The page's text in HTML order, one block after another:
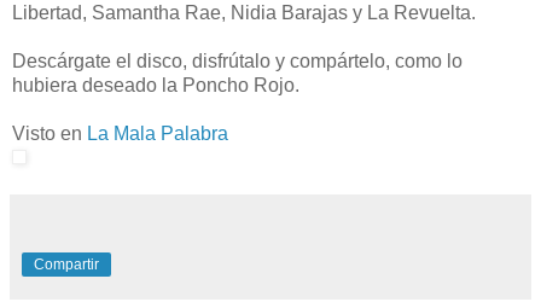
Libertad, Samantha Rae, Nidia Barajas y La Revuelta.
Descárgate el disco, disfrútalo y compártelo, como lo
hubiera deseado la Poncho Rojo.
Visto en La Mala Palabra
Compartir